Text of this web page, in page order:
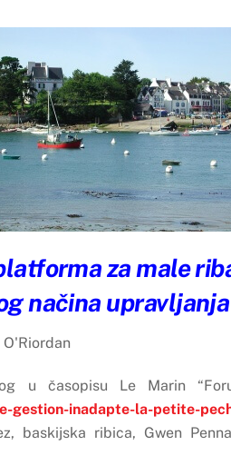
za male
načina
u časopisu Le Marin
gestion-inadapte-la-petite-
baskijska ribica, Gwen